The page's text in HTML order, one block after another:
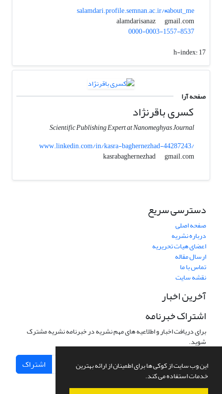
این وب سایت از کوکی ها برای اطمینان از ارائه بهترین
خدمات استفاده می کند.
salamdari.profile.semnan.ac.ir/#about_me
alamdarisanaz
gmail.com
0000-0003-1557-8537
h-index:17
صفحه آرا
کسری باقرنژاد
Scientific Publishing Expert at Nanomeghyas Journal
www.linkedin.com/in/kasra-baghernezhad-44287243/
kasrabaghernezhad
gmail.com
دسترسی سریع
صفحه اصلی
درباره نشریه
اعضای هیات تحریریه
ارسال مقاله
تماس با ما
نقشه سایت
آخرین اخبار
اشتراک خبرنامه
برای دریافت اخبار و اطلاعیه های مهم نشریه در خبرنامه نشریه مشترک
شوید.
اشتراک